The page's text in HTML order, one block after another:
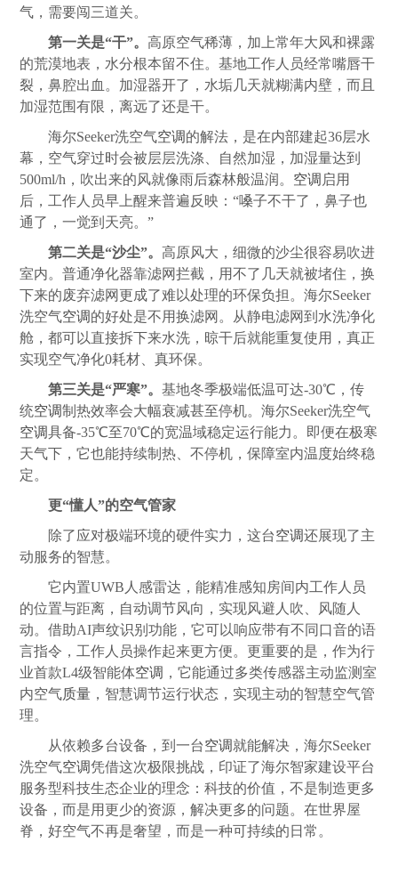
气，需要闯三道关。
第一关是“干”。 高原空气稀薄，加上常年大风和裸露
的荒漠地表，水分根本留不住。基地工作人员经常嘴唇干
裂，鼻腔出血。加湿器开了，水垢几天就糊满内壁，而且
加湿范围有限，离远了还是干。
海尔Seeker洗空气空调的解法，是在内部建起36层水
幕，空气穿过时会被层层洗涤、自然加湿，加湿量达到
500ml/h，吹出来的风就像雨后森林般温润。 空调 启用
后，工作人员早上醒来普遍反映：“嗓子不干了，鼻子也
通了，一觉到天亮。”
第二关是“沙尘”。 高原风大，细微的沙尘很容易吹进
室内。普通净化器靠滤网拦截，用不了几天就被堵住，换
下来的废弃滤网更成了难以处理的环保负担。海尔Seeker
洗空气空调的好处是不用换滤网。从静电滤网到水洗净化
舱，都可以直接拆下来水洗，晾干后就能重复使用，真正
实现空气净化0耗材、真环保。
第三关是“严寒”。基地冬季极端低温可达-30℃，传
统空调制热效率会大幅衰减甚至停机。海尔Seeker洗空气
空调具备-35℃至70℃的宽温域稳定运行能力。即便在极寒
天气下，它也能持续制热、不停机，保障室内温度始终稳
定。
更“懂人”的空气管家
除了应对极端环境的硬件实力，这台空调还展现了主
动服务的智慧。
它内置UWB人感雷达，能精准感知房间内工作人员
的位置与距离，自动调节风向，实现风避人吹、风随人
动。借助AI声纹识别功能，它可以响应带有不同口音的语
言指令，工作人员操作起来更方便。更重要的是，作为行
业首款L4级智能体空调 ，它能通过多类传感器主动监测室
内空气质量 ，智慧调节运行状态，实现主动的智慧空气管
理。
从依赖多台设备，到一台空调就能解决，海尔Seeker
洗空气空调凭借这次极限挑战，印证了海尔智家建设平台
服务型科技生态企业的理念：科技的价值，不是制造更多
设备，而是用更少的资源，解决更多的问题。在世界屋
脊，好空气不再是奢望，而是一种可持续的日常。